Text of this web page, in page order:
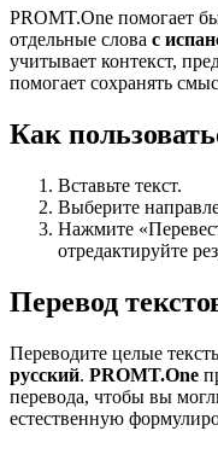
PROMT.One помогает
отдельные слова с
учитывает контекст,
помогает сохранять
Как
Вставьте текст.
Выберите
Нажмите
отредактируйте
Перевод
Переводите целые
русский. PROMT.One
перевода, чтобы вы
естественную